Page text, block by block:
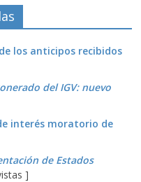
los anticipos recibidos
del IGV: nuevo
interés moratorio de
de Estados
]